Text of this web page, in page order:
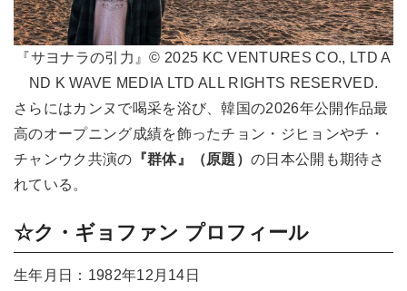
『サヨナラの引力』© 2025 KC VENTURES CO., LTD A
ND K WAVE MEDIA LTD ALL RIGHTS RESERVED.
さらにはカンヌで喝采を浴び、韓国の2026年公開作品最
高のオープニング成績を飾ったチョン・ジヒョンやチ・
チャンウク共演の 『群体』（原題）の日本公開も期待さ
れている。
☆ク・ギョファン プロフィール
生年月日：1982年12月14日